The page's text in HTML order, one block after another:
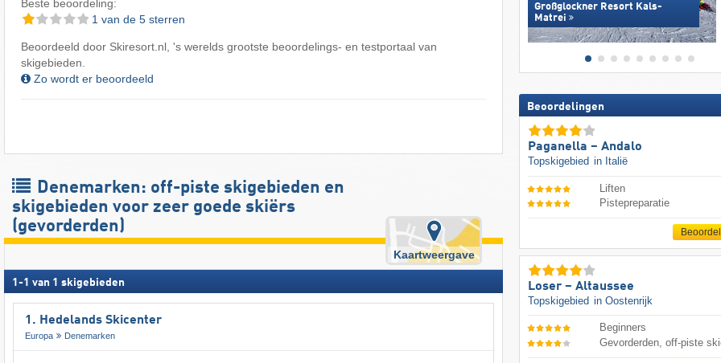
Beste beoordeling:
1 van de 5 sterren
Beoordeeld door Skiresort.nl, 's werelds grootste beoordelings- en testportaal van
skigebieden.
Zo wordt er beoordeeld
Denemarken: off-piste skigebieden en
skigebieden voor zeer goede skiërs
(gevorderden)
Kaartweergave
1 -1 van 1 skigebieden
1. Hedelands Skicenter
Europa Denemarken
Großglockner Resort Kals-
Matrei
Beoordelingen
Paganella – Andalo
Topskigebied in Italië
Liften
Pistepreparatie
Loser – Altaussee
Topskigebied in Oostenrijk
Beginners
Gevorderden, off-piste